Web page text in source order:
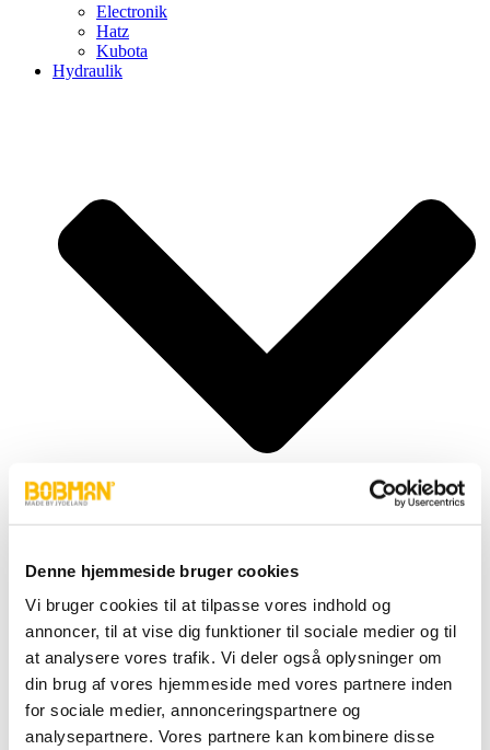
Denne hjemmeside bruger cookies
Vi bruger cookies til at tilpasse vores indhold og
annoncer, til at vise dig funktioner til sociale medier og til
at analysere vores trafik. Vi deler også oplysninger om
din brug af vores hjemmeside med vores partnere inden
for sociale medier, annonceringspartnere og
analysepartnere. Vores partnere kan kombinere disse
Electronik
Hatz
Kubota
Hydraulik
Fittings
Motor
Pumper
Slanger
Ventiler
Hjul & Dæk
Elektronik & Transmission
Karosseri & Beslag mm.